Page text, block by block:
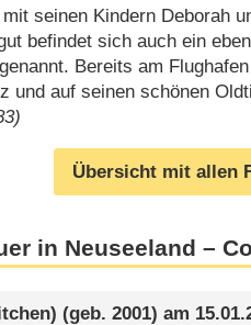
seinen Kindern Deborah
befindet sich auch ein
Bereits am
und auf seinen schönen
Übersicht mit allen
in Neuseeland –
(geb. 2001) am